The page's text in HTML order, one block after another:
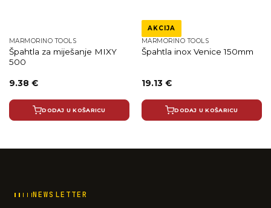
MARMORINO TOOLS
Špahtla za miješanje MIXY
500
9.38 €
DODAJ U KOŠARICU
AKCIJA
MARMORINO TOOLS
Špahtla inox Venice 150mm
Izvorna
bila
je:
22.50 €.
19.13 €Trenutna
je:
19.13 €.
DODAJ U KOŠARICU
NEWSLETTER